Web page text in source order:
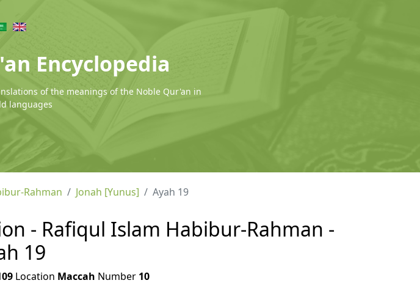
Encyclopedia
of the meanings of the Noble Qur'an in
languages
Rahman Jonah [Yunus] Ayah 19
- Rafiqul Islam Habibur-Rahman -
19
Location Maccah Number 10